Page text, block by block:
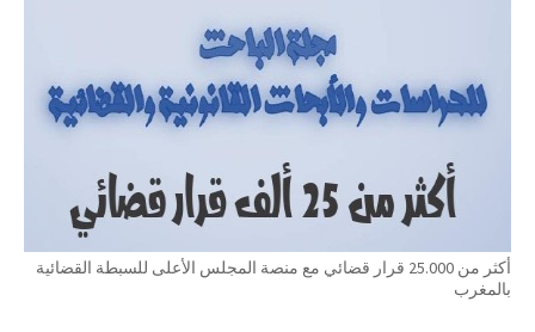
أكثر من 25.000 قرار قضائي مع منصة المجلس الأعلى للسبطة القضائية
بالمغرب